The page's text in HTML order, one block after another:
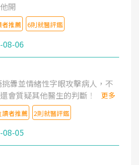
開
推薦 6則就醫評鑑
08-06
釁並情緒性字眼攻擊病人，不
會質疑其他醫生的判斷！
更多
讀者推薦 2則就醫評鑑
08-05